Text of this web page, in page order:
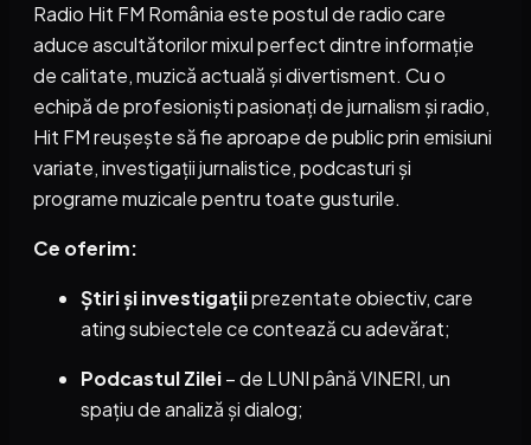
Radio Hit FM România este postul de radio care
aduce ascultătorilor mixul perfect dintre informație
de calitate, muzică actuală și divertisment. Cu o
echipă de profesioniști pasionați de jurnalism și radio,
Hit FM reușește să fie aproape de public prin emisiuni
variate, investigații jurnalistice, podcasturi și
programe muzicale pentru toate gusturile.
Ce oferim:
Știri și investigațiiprezentate obiectiv, care
ating subiectele ce contează cu adevărat;
Podcastul Zilei– de LUNI până VINERI, un
spațiu de analiză și dialog;